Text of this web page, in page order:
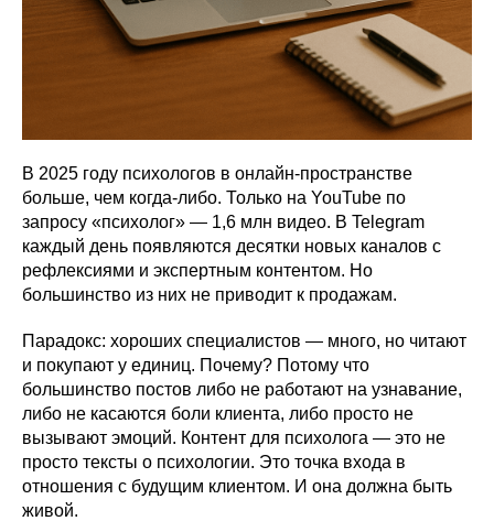
В 2025 году психологов в онлайн-пространстве
больше, чем когда-либо. Только на YouTube по
запросу «психолог» — 1,6 млн видео. В Telegram
каждый день появляются десятки новых каналов с
рефлексиями и экспертным контентом. Но
большинство из них не приводит к продажам.
Парадокс: хороших специалистов — много, но читают
и покупают у единиц. Почему? Потому что
большинство постов либо не работают на узнавание,
либо не касаются боли клиента, либо просто не
вызывают эмоций. Контент для психолога — это не
просто тексты о психологии. Это точка входа в
отношения с будущим клиентом. И она должна быть
живой.